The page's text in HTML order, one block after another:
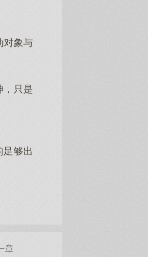
对象与
只是
够出
章